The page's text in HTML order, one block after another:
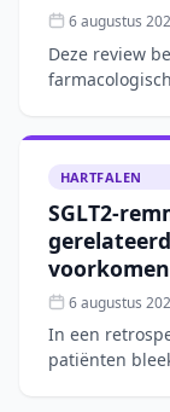
6 augustus
Deze review
HARTFALEN
SGLT2-
6 augustus
In een
patiënten